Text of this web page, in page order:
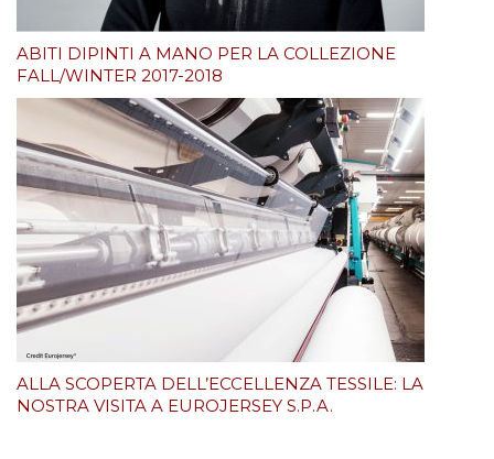
ABITI DIPINTI A MANO PER LA COLLEZIONE
FALL/WINTER 2017-2018
ALLA SCOPERTA DELL’ECCELLENZA TESSILE: LA
NOSTRA VISITA A EUROJERSEY S.P.A.